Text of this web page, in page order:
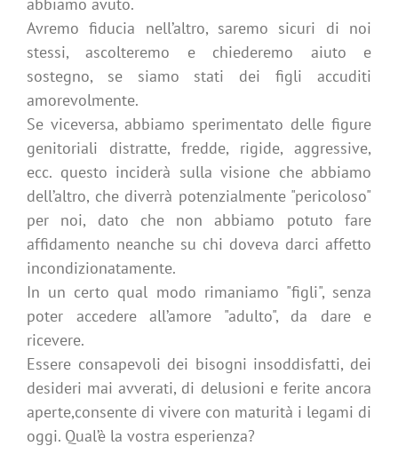
abbiamo avuto.
Avremo fiducia nell’altro, saremo sicuri di noi
stessi, ascolteremo e chiederemo aiuto e
sostegno, se siamo stati dei figli accuditi
amorevolmente.
Se viceversa, abbiamo sperimentato delle figure
genitoriali distratte, fredde, rigide, aggressive,
ecc. questo inciderà sulla visione che abbiamo
dell’altro, che diverrà potenzialmente "pericoloso"
per noi, dato che non abbiamo potuto fare
affidamento neanche su chi doveva darci affetto
incondizionatamente.
In un certo qual modo rimaniamo "figli", senza
poter accedere all’amore "adulto", da dare e
ricevere.
Essere consapevoli dei bisogni insoddisfatti, dei
desideri mai avverati, di delusioni e ferite ancora
aperte,consente di vivere con maturità i legami di
oggi. Qual’è la vostra esperienza?